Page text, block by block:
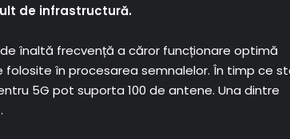
de infrastructură.
înaltă frecvență a căror funcționare optimă
în procesarea semnalelor. În timp ce
5G pot suporta 100 de antene. Una dintre